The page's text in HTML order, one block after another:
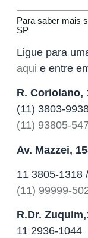
Para saber mais
SP
Ligue para
aqui e entre
R. Coriolano,
(11) 3803-
(11) 93805-
Av. Mazzei,
11 3805-1318
(11) 99999-
R.Dr.
11 2936-1044